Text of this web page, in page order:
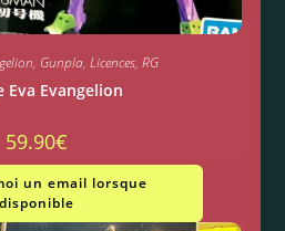
, Gunpla, Licences, RG
Eva Evangelion
59.90€
un email lorsque
disponible